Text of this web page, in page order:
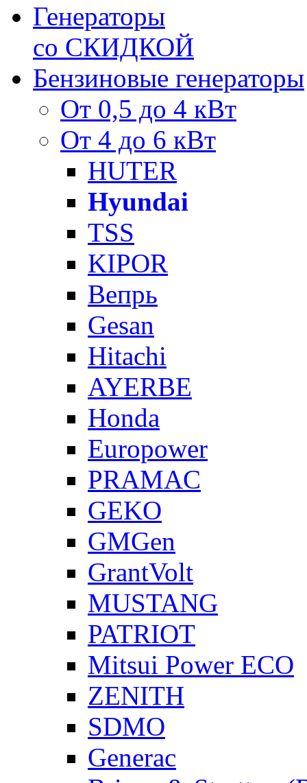
Генераторы
со СКИДКОЙ
Бензиновые генераторы
От 0,5 до 4 кВт
От 4 до 6 кВт
HUTER
Hyundai
TSS
KIPOR
Вепрь
Gesan
Hitachi
AYERBE
Honda
Europower
PRAMAC
GEKO
GMGen
GrantVolt
MUSTANG
PATRIOT
Mitsui Power ECO
ZENITH
SDMO
Generac